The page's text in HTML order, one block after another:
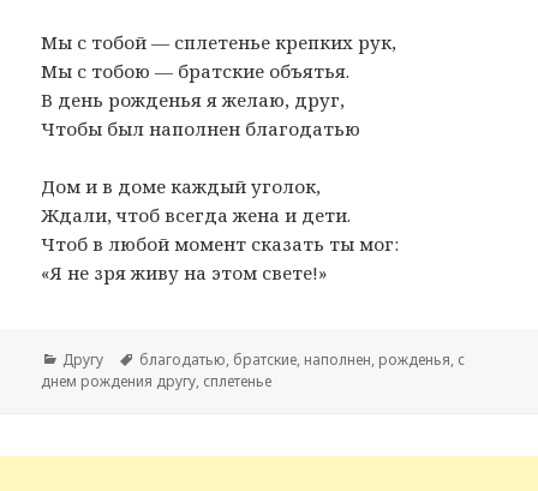
Мы с тобой — сплетенье крепких рук,
Мы с тобою — братские объятья.
В день рожденья я желаю, друг,
Чтобы был наполнен благодатью
Дом и в доме каждый уголок,
Ждали, чтоб всегда жена и дети.
Чтоб в любой момент сказать ты мог:
«Я не зря живу на этом свете!»
Рубрики
Другу Метки
благодатью, братские, наполнен, рожденья, с
днем рождения другу, сплетенье